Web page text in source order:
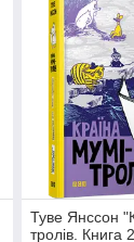
Туве Янссон
тролів. Книга